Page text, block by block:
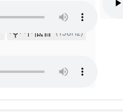
中低音 (158Hz)